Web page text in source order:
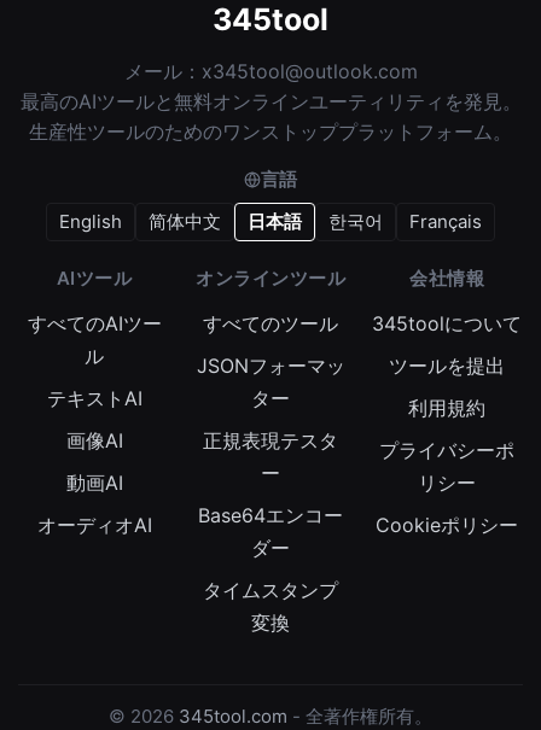
345tool
メール： x345tool@outlook.com
最高のAIツールと無料オンラインユーティリティを発見。
生産性ツールのためのワンストッププラットフォーム。
言語
English
简体中文 日本語 한국어 Français
AIツール
すべてのAIツー
ル
テキストAI
画像AI
動画AI
オーディオAI
オンラインツール
すべてのツール
JSONフォーマッ
ター
正規表現テスタ
ー
Base64エンコー
ダー
タイムスタンプ
変換
会社情報
345toolについて
ツールを提出
利用規約
プライバシーポ
リシー
Cookieポリシー
© 2026 345tool.com - 全著作権所有。